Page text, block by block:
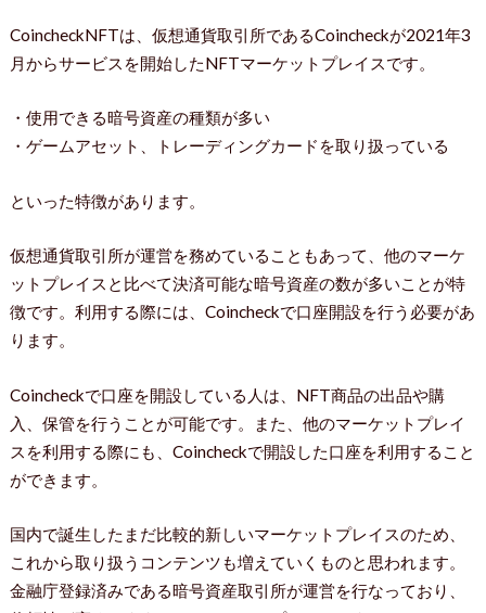
CoincheckNFTは、仮想通貨取引所であるCoincheckが2021年3
月からサービスを開始したNFTマーケットプレイスです。
・使用できる暗号資産の種類が多い
・ゲームアセット、トレーディングカードを取り扱っている
といった特徴があります。
仮想通貨取引所が運営を務めていることもあって、他のマーケ
ットプレイスと比べて決済可能な暗号資産の数が多いことが特
徴です。利用する際には、Coincheckで口座開設を行う必要があ
ります。
Coincheckで口座を開設している人は、NFT商品の出品や購
入、保管を行うことが可能です。また、他のマーケットプレイ
スを利用する際にも、Coincheckで開設した口座を利用すること
ができます。
国内で誕生したまだ比較的新しいマーケットプレイスのため、
これから取り扱うコンテンツも増えていくものと思われます。
金融庁登録済みである暗号資産取引所が運営を行なっており、